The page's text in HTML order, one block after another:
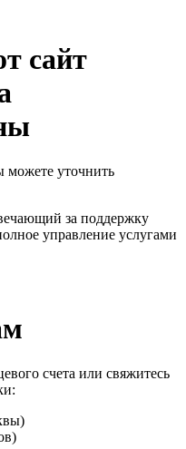
сайт
можете уточнить
за поддержку
управление услугами
счета или свяжитесь